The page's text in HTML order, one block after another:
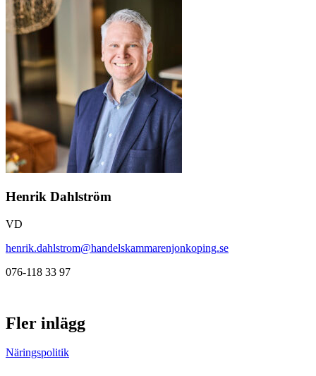
Henrik Dahlström
VD
henrik.dahlstrom@handelskammarenjonkoping.se
076-118 33 97
Fler inlägg
Näringspolitik